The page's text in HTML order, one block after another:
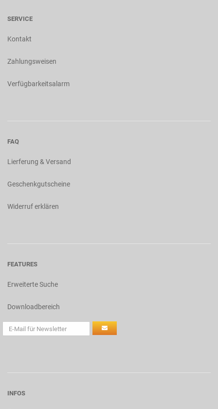
SERVICE
Kontakt
Zahlungsweisen
Verfügbarkeitsalarm
FAQ
Lierferung & Versand
Geschenkgutscheine
Widerruf erklären
FEATURES
Erweiterte Suche
Downloadbereich
INFOS